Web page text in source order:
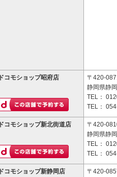
ドコモショップ昭府店
〒420-
静岡県静
TEL：
TEL：
ドコモショップ新北街道店
〒420-
静岡県静
TEL：
TEL：
ドコモショップ新静岡店
〒420-